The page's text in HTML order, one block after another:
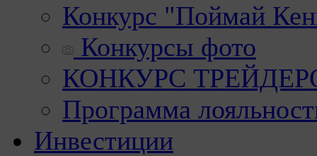
Конкурс "Поймай
Конкурсы фото
КОНКУРС
Программа
Инвестиции